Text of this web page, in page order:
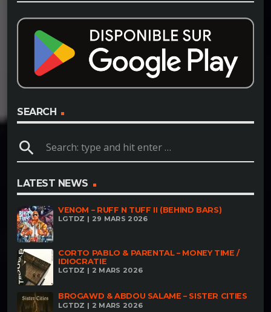
SEARCH
search
LATEST NEWS
VENOM – RUFF N TUFF II (BEHIND BARS)
LGTDZ | 29 MARS 2026
CORTO PABLO & PARENTAL – MONEY TIME /
IDIOCRATIE
LGTDZ | 2 MARS 2026
BROGAWD & ABDOU SALAME – SISTER CITIES
LGTDZ | 2 MARS 2026